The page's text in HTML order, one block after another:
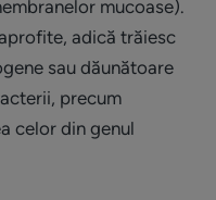
mucoase).
adică trăiesc
sau dăunătoare
precum
celor din genul